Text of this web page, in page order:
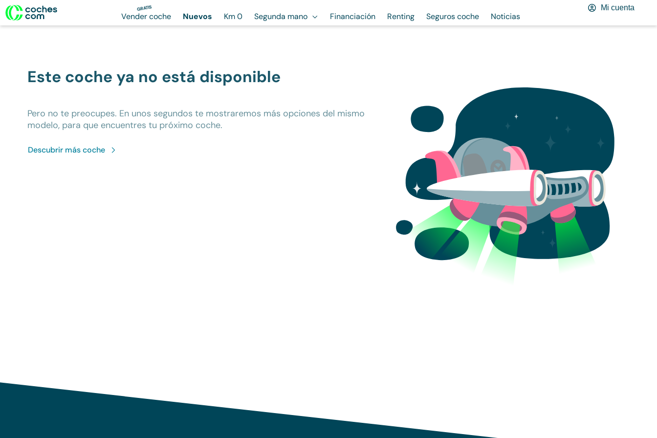
GRATIS
Vender coche Nuevos Km 0 Segunda mano Financiación Renting Seguros coche Noticias
Mi cuenta
Este coche ya no está disponible
Pero no te preocupes. En unos segundos te mostraremos más opciones del mismo
modelo, para que encuentres tu próximo coche.
Descubrir máscoche